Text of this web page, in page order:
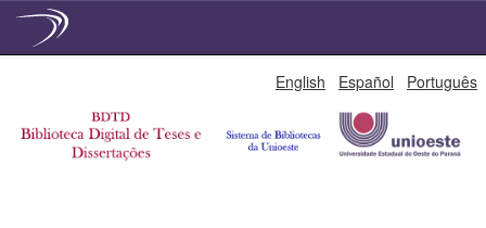
English Español Português